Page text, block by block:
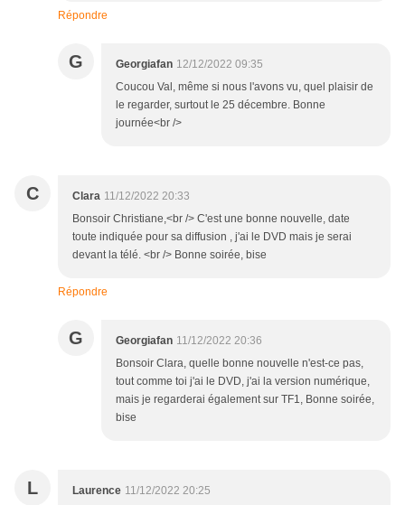
Répondre
G Georgiafan 12/12/2022 09:35
Coucou Val, même si nous l'avons vu, quel plaisir de
le regarder, surtout le 25 décembre. Bonne
journée<br />
C Clara 11/12/2022 20:33
Bonsoir Christiane,<br /> C'est une bonne nouvelle, date
toute indiquée pour sa diffusion , j'ai le DVD mais je serai
devant la télé. <br /> Bonne soirée, bise
Répondre
G Georgiafan 11/12/2022 20:36
Bonsoir Clara, quelle bonne nouvelle n'est-ce pas,
tout comme toi j'ai le DVD, j'ai la version numérique,
mais je regarderai également sur TF1, Bonne soirée,
bise
L Laurence 11/12/2022 20:25